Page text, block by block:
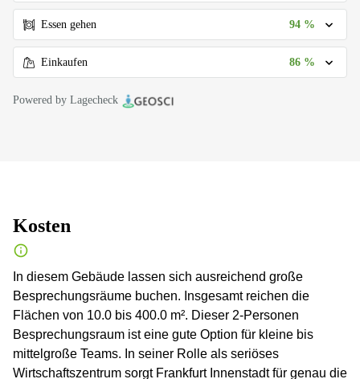
Essen gehen 94 %
Einkaufen 86 %
Powered by Lagecheck
Kosten
In diesem Gebäude lassen sich ausreichend große
Besprechungsräume buchen. Insgesamt reichen die
Flächen von 10.0 bis 400.0 m². Dieser 2-Personen
Besprechungsraum ist eine gute Option für kleine bis
mittelgroße Teams. In seiner Rolle als seriöses
Wirtschaftszentrum sorgt Frankfurt Innenstadt für genau die